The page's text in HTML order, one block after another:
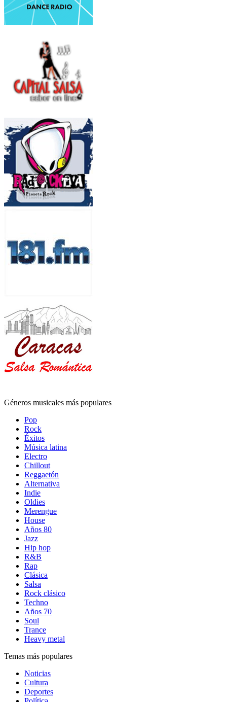
Géneros musicales más populares
Pop
Rock
Éxitos
Música latina
Electro
Chillout
Reggaetón
Alternativa
Indie
Oldies
Merengue
House
Años 80
Jazz
Hip hop
R&B
Rap
Clásica
Salsa
Rock clásico
Techno
Años 70
Soul
Trance
Heavy metal
Temas más populares
Noticias
Cultura
Deportes